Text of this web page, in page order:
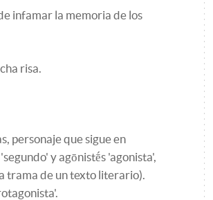
infamar la memoria de los
risa.
personaje que sigue en
y agōnistḗs 'agonista',
trama de un texto literario).